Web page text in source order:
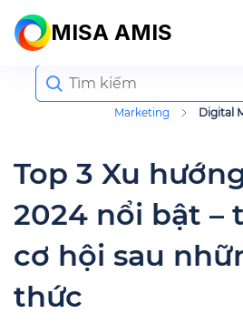
MISA AMIS
Marketing Digital
Search
for:
Top 3 Xu
2024 nổi bật –
cơ hội sau
thức